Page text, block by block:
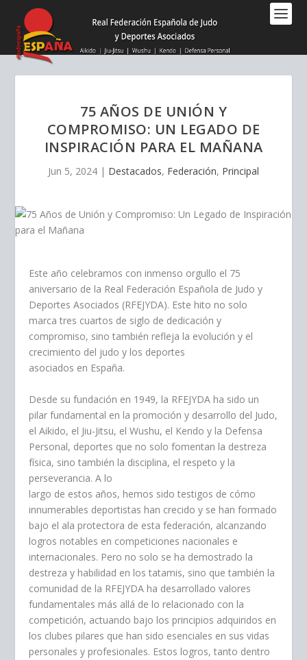
este
sitio
web
accesibilidad.
75 AÑOS DE UNIÓN Y
COMPROMISO: UN LEGADO DE
INSPIRACIÓN PARA EL MAÑANA
Jun 5, 2024 | Destacados, Federación, Principal
Este año celebramos con inmenso orgullo el 75
aniversario de la Real Federación Española de Judo y
Deportes Asociados (RFEJYDA). Este hito no solo
marca tres cuartos de siglo de dedicación y
compromiso, sino también refleja la evolución y el
crecimiento del judo y los deportes
asociados en España.
Desde su fundación en 1949, la RFEJYDA ha sido un
pilar fundamental en la promoción y desarrollo del Judo,
el Aikido, el Jiu-Jitsu, el Wushu, el Kendo y la Defensa
Personal, deportes que no solo fomentan la destreza
física, sino también la disciplina, el respeto y la
perseverancia. A lo
largo de estos años, hemos sido testigos de cómo
innumerables deportistas han crecido y se han formado
bajo el ala protectora de esta federación, alcanzando
logros notables en competiciones nacionales e
internacionales. Pero no solo se ha demostrado la
destreza y habilidad en los tatamis, sino que también la
comunidad de la RFEJYDA ha desarrollado valores
fundamentales más allá de lo relacionado con la
competición, actuando bajo los principios adquiridos en
los clubes pilares que han sido esenciales en sus vidas
personales y profesionales. Estos logros, tanto dentro